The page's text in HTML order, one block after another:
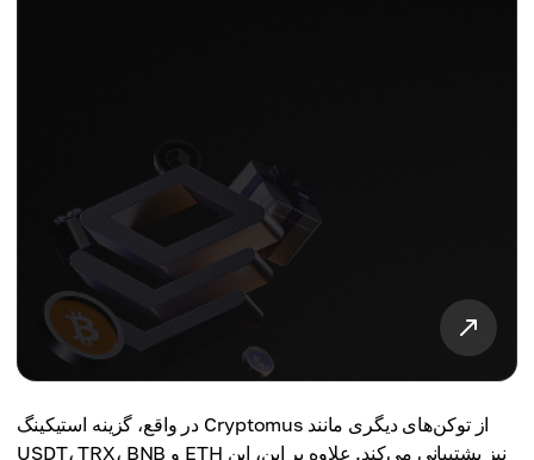
در واقع، گزینه استیکینگ Cryptomus از توکن‌های دیگری مانند
USDT، TRX، BNB و ETH نیز پشتیبانی می‌کند. علاوه بر این، این